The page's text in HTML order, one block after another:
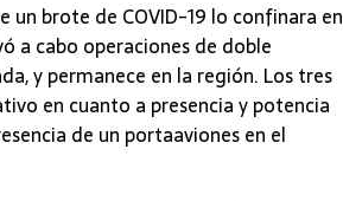
un brote de COVID-19 lo confinara en
a cabo operaciones de doble
y permanece en la región. Los tres
en cuanto a presencia y potencia
de un portaaviones en el